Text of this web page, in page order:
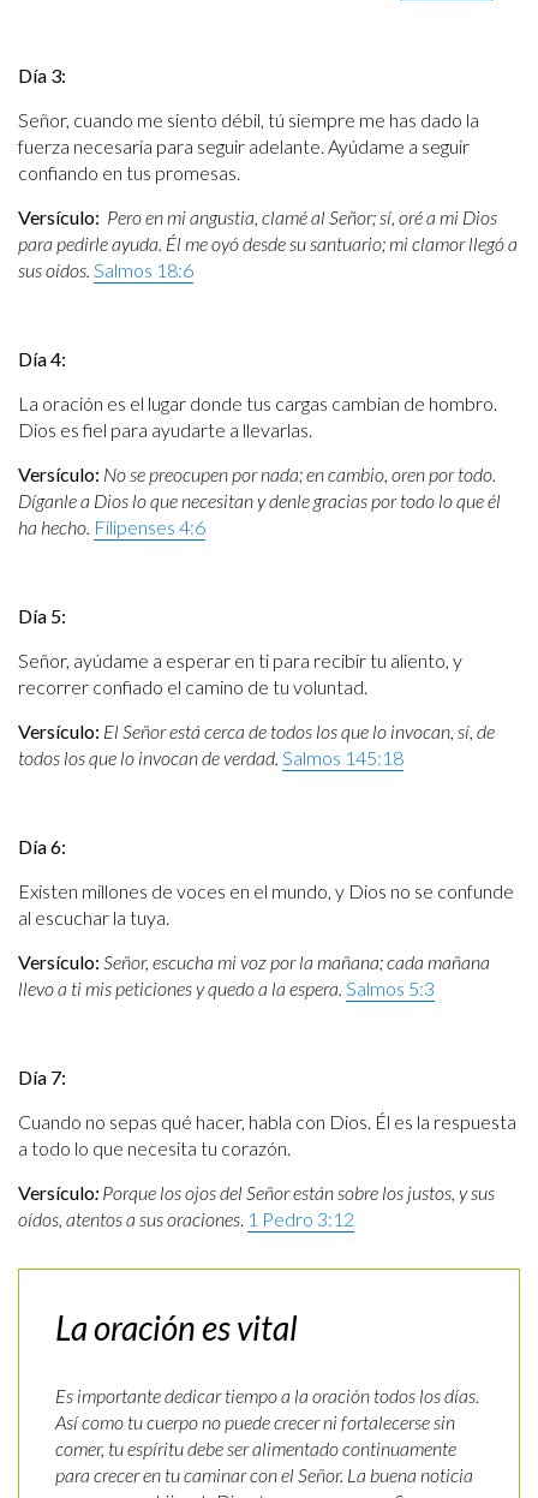
Día 3:
Señor, cuando me siento débil, tú siempre me has dado la
fuerza necesaria para seguir adelante. Ayúdame a seguir
confiando en tus promesas.
Versículo: Pero en mi angustia, clamé al Señor; sí, oré a mi Dios
para pedirle ayuda. Él me oyó desde su santuario; mi clamor llegó a
sus oídos. Salmos 18:6
Día 4:
La oración es el lugar donde tus cargas cambian de hombro.
Dios es fiel para ayudarte a llevarlas.
Versículo: No se preocupen por nada; en cambio, oren por todo.
Díganle a Dios lo que necesitan y denle gracias por todo lo que él
ha hecho. Filipenses 4:6
Día 5:
Señor, ayúdame a esperar en ti para recibir tu aliento, y
recorrer confiado el camino de tu voluntad.
Versículo: El Señor está cerca de todos los que lo invocan, sí, de
todos los que lo invocan de verdad. Salmos 145:18
Día 6:
Existen millones de voces en el mundo, y Dios no se confunde
al escuchar la tuya.
Versículo: Señor, escucha mi voz por la mañana; cada mañana
llevo a ti mis peticiones y quedo a la espera. Salmos 5:3
Día 7:
Cuando no sepas qué hacer, habla con Dios. Él es la respuesta
a todo lo que necesita tu corazón.
Versículo: Porque los ojos del Señor están sobre los justos, y sus
oídos, atentos a sus oraciones. 1 Pedro 3:12
La oración es vital
Es importante dedicar tiempo a la oración todos los días.
Así como tu cuerpo no puede crecer ni fortalecerse sin
comer, tu espíritu debe ser alimentado continuamente
para crecer en tu caminar con el Señor. La buena noticia